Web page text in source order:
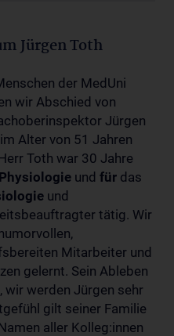
Jürgen Toth
der MedUni
wir Abschied von
Jürgen
Alter von 51 Jahren
Toth war 30 Jahre
Physiologie und für das
und
tätig. Wir
Mitarbeiter und
gelernt. Sein Ableben
wir werden Jürgen sehr
gilt seiner Familie
aller Kolleg:innen